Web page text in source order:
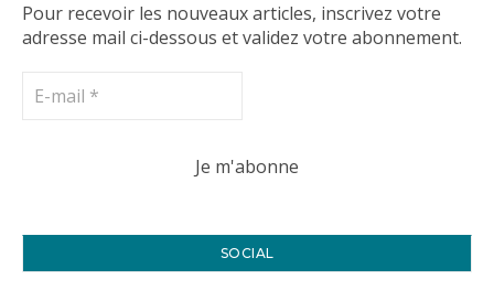
Pour recevoir les nouveaux articles, inscrivez votre
adresse mail ci-dessous et validez votre abonnement.
SOCIAL